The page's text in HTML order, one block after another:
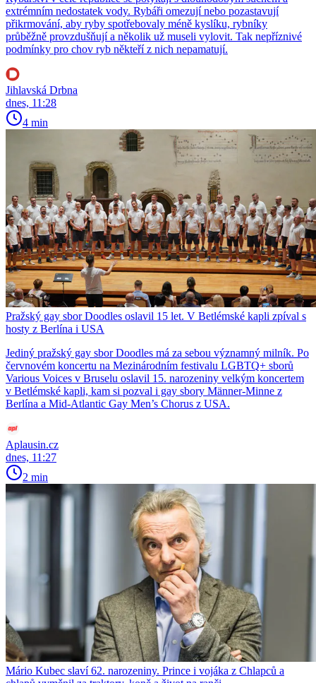
extrémním nedostatek vody. Rybáři omezují nebo pozastavují
přikrmování, aby ryby spotřebovaly méně kyslíku, rybníky
průběžně provzdušňují a několik už museli vylovit. Tak nepříznivé
podmínky pro chov ryb někteří z nich nepamatují.
Jihlavská Drbna
dnes, 11:28
4 min
Pražský gay sbor Doodles oslavil 15 let. V Betlémské kapli zpíval s
hosty z Berlína i USA
Jediný pražský gay sbor Doodles má za sebou významný milník. Po
červnovém koncertu na Mezinárodním festivalu LGBTQ+ sborů
Various Voices v Bruselu oslavil 15. narozeniny velkým koncertem
v Betlémské kapli, kam si pozval i gay sbory Männer-Minne z
Berlína a Mid-Atlantic Gay Men’s Chorus z USA.
Aplausin.cz
dnes, 11:27
2 min
Mário Kubec slaví 62. narozeniny. Prince i vojáka z Chlapců a